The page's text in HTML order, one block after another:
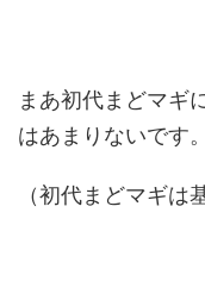
まあ初代まどマギ
はあまりないです。
（初代まどマギは